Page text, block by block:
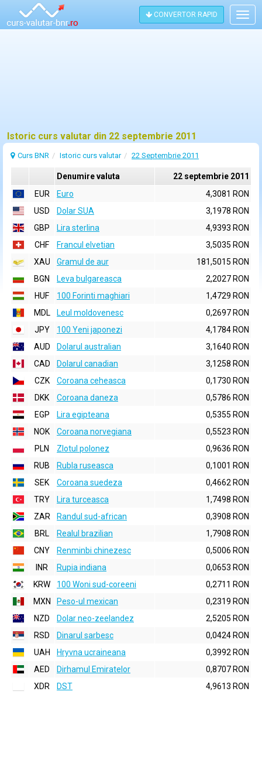
CONVERTOR RAPID
Istoric curs valutar din 22 septembrie 2011
Curs BNR Istoric curs valutar 22 Septembrie 2011
Denumire valuta
22 septembrie 2011
EUR
Euro
4,3081 RON
USD
Dolar SUA
3,1978 RON
GBP
Lira sterlina
4,9393 RON
CHF
Francul elvetian
3,5035 RON
XAU
Gramul de aur
181,5015 RON
BGN
Leva bulgareasca
2,2027 RON
HUF
100 Forinti maghiari
1,4729 RON
MDL
Leul moldovenesc
0,2697 RON
JPY
100 Yeni japonezi
4,1784 RON
AUD
Dolarul australian
3,1640 RON
CAD
Dolarul canadian
3,1258 RON
CZK
Coroana ceheasca
0,1730 RON
DKK
Coroana daneza
0,5786 RON
EGP
Lira egipteana
0,5355 RON
NOK
Coroana norvegiana
0,5523 RON
PLN
Zlotul polonez
0,9636 RON
RUB
Rubla ruseasca
0,1001 RON
SEK
Coroana suedeza
0,4662 RON
TRY
Lira turceasca
1,7498 RON
ZAR
Randul sud-african
0,3908 RON
BRL
Realul brazilian
1,7908 RON
CNY
Renminbi chinezesc
0,5006 RON
INR
Rupia indiana
0,0653 RON
KRW
100 Woni sud-coreeni
0,2711 RON
MXN
Peso-ul mexican
0,2319 RON
NZD
Dolar neo-zeelandez
2,5205 RON
RSD
Dinarul sarbesc
0,0424 RON
UAH
Hryvna ucraineana
0,3992 RON
AED
Dirhamul Emiratelor
0,8707 RON
XDR
DST 4,9613 RON